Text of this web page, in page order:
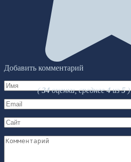
(34оценки, среднее4из5)
Добавить комментарий
Имя
*
Email
*
Сайт
Комментарий